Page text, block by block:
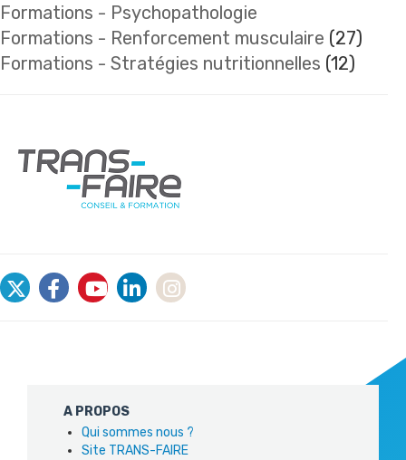
Formations - Psychopathologie
Formations - Renforcement musculaire (27)
Formations - Stratégies nutritionnelles (12)
A PROPOS
Qui sommes nous ?
Site TRANS-FAIRE